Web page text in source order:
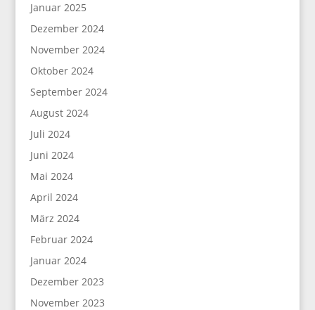
Januar 2025
Dezember 2024
November 2024
Oktober 2024
September 2024
August 2024
Juli 2024
Juni 2024
Mai 2024
April 2024
März 2024
Februar 2024
Januar 2024
Dezember 2023
November 2023